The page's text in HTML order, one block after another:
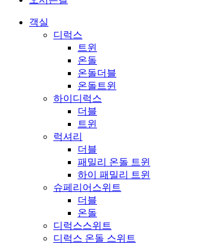
객실
디럭스
트윈
온돌
온돌더블
온돌트윈
하이디럭스
더블
트윈
럭셔리
더블
패밀리 온돌 트윈
하이 패밀리 트윈
슈페리어스위트
더블
온돌
디럭스스위트
디럭스 온돌 스위트